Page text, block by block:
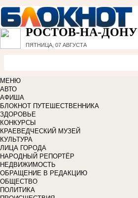
РОСТОВ-НА-ДОНУ
ПЯТНИЦА, 07 АВГУСТА
МЕНЮ
АВТО
АФИША
БЛОКНОТ ПУТЕШЕСТВЕННИКА
ЗДОРОВЬЕ
КОНКУРСЫ
КРАЕВЕДЧЕСКИЙ МУЗЕЙ
КУЛЬТУРА
ЛИЦА ГОРОДА
НАРОДНЫЙ РЕПОРТЁР
НЕДВИЖИМОСТЬ
ОБРАЩЕНИЕ В РЕДАКЦИЮ
ОБЩЕСТВО
ПОЛИТИКА